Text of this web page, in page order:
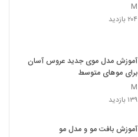
M
۲۰۴ بازدید
آموزش مدل موی جدید عروس آسان
برای موهای متوسط
M
۱۳۹ بازدید
آموزش بافت مو و مدل مو